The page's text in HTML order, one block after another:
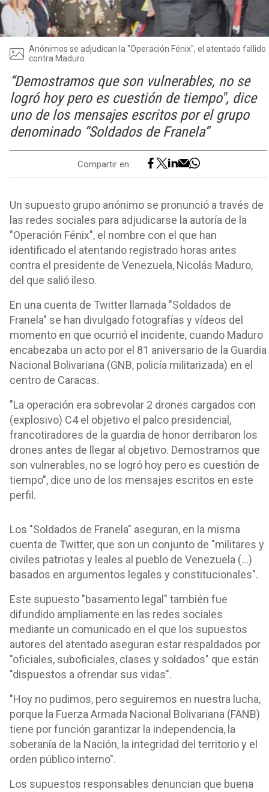
Anónimos se adjudican la "Operación Fénix", el atentado fallido
contra Maduro
“Demostramos que son vulnerables, no se
logró hoy pero es cuestión de tiempo", dice
uno de los mensajes escritos por el grupo
denominado “Soldados de Franela”
Compartir en:
Un supuesto grupo anónimo se pronunció a través de
las redes sociales para adjudicarse la autoría de la
"Operación Fénix", el nombre con el que han
identificado el atentando registrado horas antes
contra el presidente de Venezuela, Nicolás Maduro,
del que salió ileso.
En una cuenta de Twitter llamada "Soldados de
Franela" se han divulgado fotografías y vídeos del
momento en que ocurrió el incidente, cuando Maduro
encabezaba un acto por el 81 aniversario de la Guardia
Nacional Bolivariana (GNB, policía militarizada) en el
centro de Caracas.
"La operación era sobrevolar 2 drones cargados con
(explosivo) C4 el objetivo el palco presidencial,
francotiradores de la guardia de honor derribaron los
drones antes de llegar al objetivo. Demostramos que
son vulnerables, no se logró hoy pero es cuestión de
tiempo", dice uno de los mensajes escritos en este
perfil.
Los "Soldados de Franela" aseguran, en la misma
cuenta de Twitter, que son un conjunto de "militares y
civiles patriotas y leales al pueblo de Venezuela (...)
basados en argumentos legales y constitucionales".
Este supuesto "basamento legal" también fue
difundido ampliamente en las redes sociales
mediante un comunicado en el que los supuestos
autores del atentado aseguran estar respaldados por
"oficiales, suboficiales, clases y soldados" que están
"dispuestos a ofrendar sus vidas".
"Hoy no pudimos, pero seguiremos en nuestra lucha,
porque la Fuerza Armada Nacional Bolivariana (FANB)
tiene por función garantizar la independencia, la
soberanía de la Nación, la integridad del territorio y el
orden público interno".
Los supuestos responsables denuncian que buena